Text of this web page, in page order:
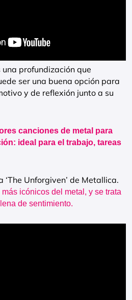
profundización que
ser una buena opción para
y de reflexión junto a su
canciones de metal para
ideal para el trabajo, tareas
Unforgiven’ de Metallica.
icónicos del metal, y se trata
de sentimiento.